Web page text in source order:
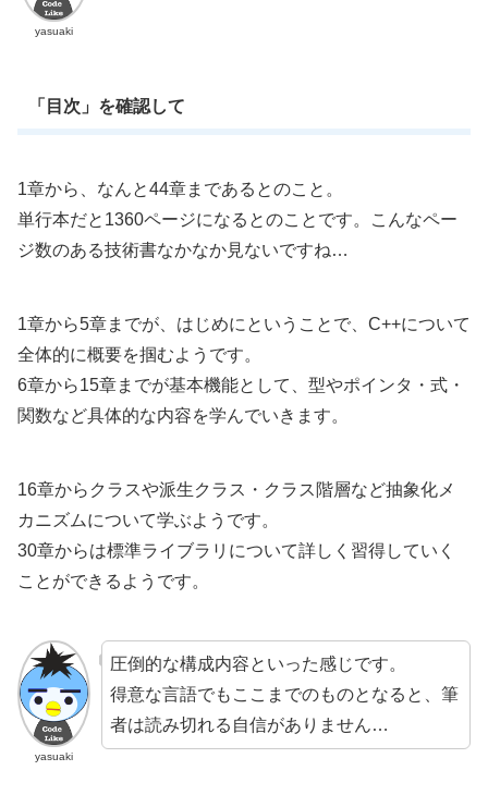
yasuaki
「目次」を確認して
1章から、なんと44章まであるとのこと。
単行本だと1360ページになるとのことです。こんなペー
ジ数のある技術書なかなか見ないですね…
1章から5章までが、はじめにということで、C++について
全体的に概要を掴むようです。
6章から15章までが基本機能として、型やポインタ・式・
関数など具体的な内容を学んでいきます。
16章からクラスや派生クラス・クラス階層など抽象化メ
カニズムについて学ぶようです。
30章からは標準ライブラリについて詳しく習得していく
ことができるようです。
yasuaki
圧倒的な構成内容といった感じです。
得意な言語でもここまでのものとなると、筆
者は読み切れる自信がありません…